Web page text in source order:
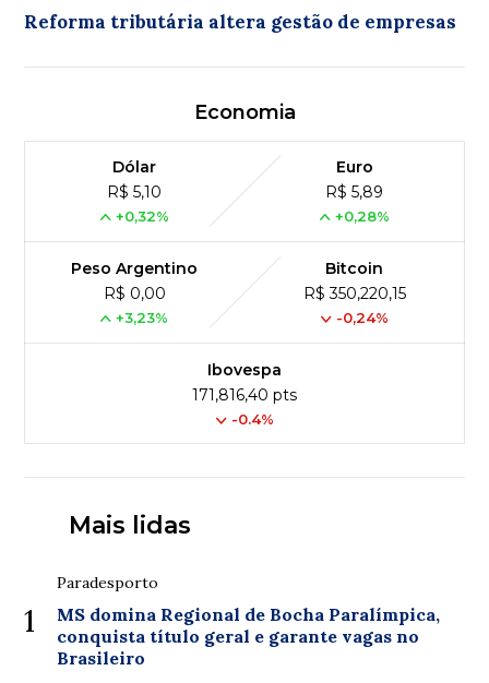
Reforma tributária altera gestão de empresas
Economia
Dólar
R$ 5,10
+0,32%
Euro
R$ 5,89
+0,28%
Peso Argentino
R$ 0,00
+3,23%
Bitcoin
R$ 350,220,15
-0,24%
Ibovespa
171,816,40 pts
-0.4%
Mais lidas
1
Paradesporto
MS domina Regional de Bocha Paralímpica,
conquista título geral e garante vagas no
Brasileiro